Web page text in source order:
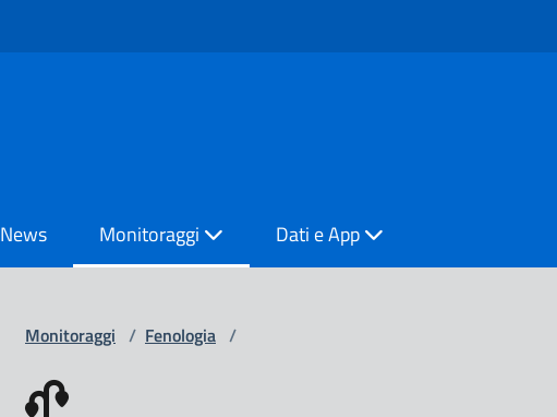
News Monitoraggi Dati e App
Monitoraggi / Fenologia /